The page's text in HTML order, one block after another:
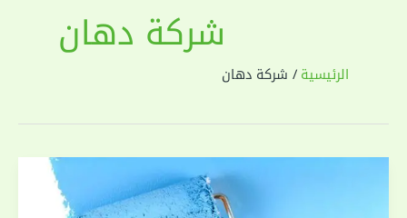
شركة دهان
الرئيسية شركة دهان